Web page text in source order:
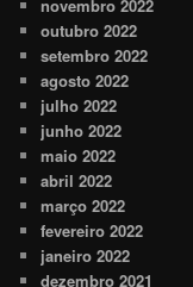
novembro 2022
outubro 2022
setembro 2022
agosto 2022
julho 2022
junho 2022
maio 2022
abril 2022
março 2022
fevereiro 2022
janeiro 2022
dezembro 2021